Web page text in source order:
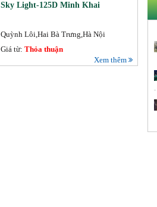
Sky Light-125D Minh Khai
Quỳnh Lôi,Hai Bà Trưng,Hà Nội
Giá từ: Thỏa thuận
Xem thêm